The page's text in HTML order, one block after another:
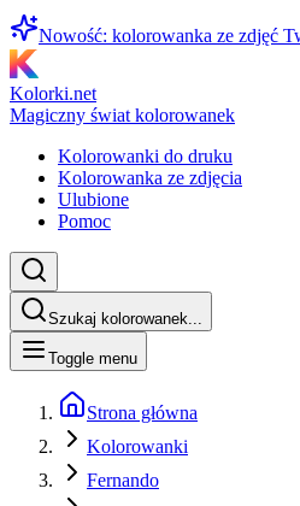
Nowość: kolorowanka ze zdjęć
Kolorki.net
Magiczny świat kolorowanek
Kolorowanki do druku
Kolorowanka ze zdjęcia
Ulubione
Pomoc
Szukaj kolorowanek...
Toggle menu
Strona główna
Kolorowanki
Fernando